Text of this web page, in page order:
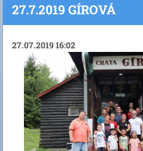
27.7.2019 GÍROVÁ
27.07.2019 16:02